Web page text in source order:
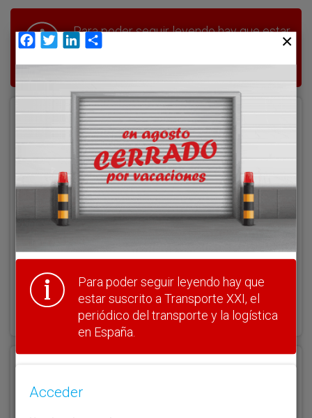
Para poder seguir leyendo hay que estar
suscrito a Transporte XXI, el periódico
del transporte y la logística en España.
Acceder
Nombre de usuario
¿Olvidó su clave?
Haga clic aquí para recuperarla.
Facebook
TwitterLinkedIn
Para poder seguir leyendo hay que
estar suscrito a Transporte XXI, el
periódico del transporte y la logística
en España.
Acceder